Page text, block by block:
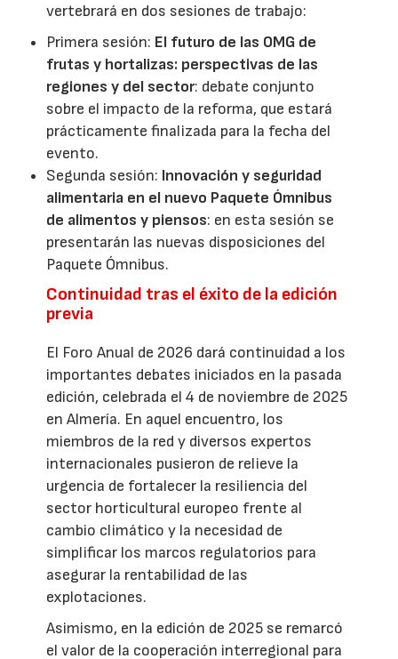
vertebrará en dos sesiones de trabajo:
Primera sesión: El futuro de las OMG de
frutas y hortalizas: perspectivas de las
regiones y del sector: debate conjunto
sobre el impacto de la reforma, que estará
prácticamente finalizada para la fecha del
evento.
Segunda sesión: Innovación y seguridad
alimentaria en el nuevo Paquete Ómnibus
de alimentos y piensos: en esta sesión se
presentarán las nuevas disposiciones del
Paquete Ómnibus.
Continuidad tras el éxito de la edición
previa
El Foro Anual de 2026 dará continuidad a los
importantes debates iniciados en la pasada
edición, celebrada el 4 de noviembre de 2025
en Almería. En aquel encuentro, los
miembros de la red y diversos expertos
internacionales pusieron de relieve la
urgencia de fortalecer la resiliencia del
sector horticultural europeo frente al
cambio climático y la necesidad de
simplificar los marcos regulatorios para
asegurar la rentabilidad de las
explotaciones.
Asimismo, en la edición de 2025 se remarcó
el valor de la cooperación interregional para